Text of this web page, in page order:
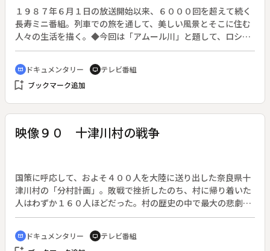
１９８７年６月１日の放送開始以来、６０００回を超えて続く
長寿ミニ番組。列車での旅を通して、美しい風景とそこに住む
人々の生活を描く。◆今回は「アムール川」と題して、ロシ
ア・シベリア鉄道（ウラジオストク・ハバロフスク）を紹介す
る。
cinematic_blur ドキュメンタリー tv テレビ番組
bookmark_add ブックマーク追加
映像９０ 十津川村の戦争
国策に呼応して、およそ４００人を大陸に送り出した奈良県十
津川村の「分村計画」。敗戦で挫折したのち、村に帰り着いた
人はわずか１６０人ほどだった。村の歴史の中で最大の悲劇の
一部始終を、証言などから克明につづる。◆日本一広い村とい
われる十津川村だが、全村は深い山に囲まれて平坦地はほとん
どなく、専業農家は一戸もない。川沿いの谷にへばりつくよう
cinematic_blur ドキュメンタリー tv テレビ番組